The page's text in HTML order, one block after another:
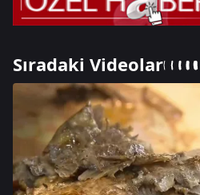
Sıradaki Videolar